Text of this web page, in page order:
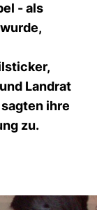
- als
Landrat
ihre
zu.